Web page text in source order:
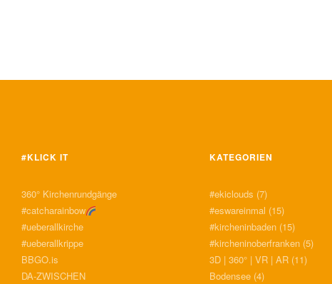
#KLICK IT
360° Kirchenrundgänge
#catcharainbow
#ueberallkirche
#ueberallkrippe
BBGO.is
DA-ZWISCHEN
KATEGORIEN
#ekiclouds (7)
#eswareinmal (15)
#kircheninbaden(15)
#kircheninoberfranken(5)
3D | 360° | VR | AR(11)
Bodensee(4)